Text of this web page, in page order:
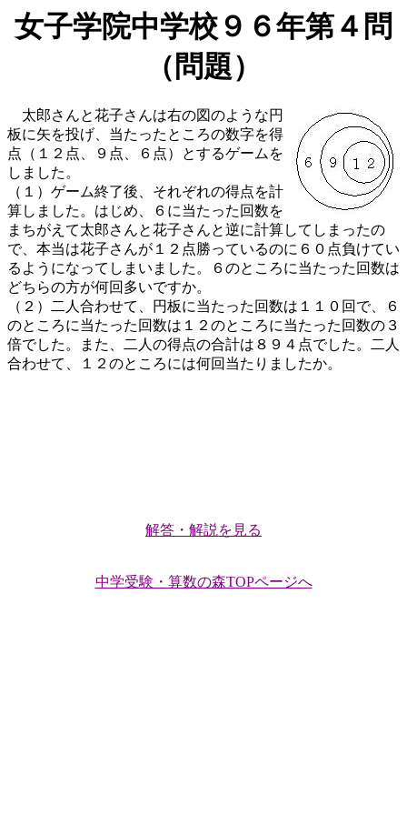
女子学院中学校９６年第４問
（問題）
太郎さんと花子さんは右の図のような円
板に矢を投げ、当たったところの数字を得
点（１２点、９点、６点）とするゲームを
しました。
（１）ゲーム終了後、それぞれの得点を計
算しました。はじめ、６に当たった回数を
まちがえて太郎さんと花子さんと逆に計算してしまったの
で、本当は花子さんが１２点勝っているのに６０点負けてい
るようになってしまいました。６のところに当たった回数は
どちらの方が何回多いですか。
（２）二人合わせて、円板に当たった回数は１１０回で、６
のところに当たった回数は１２のところに当たった回数の３
倍でした。また、二人の得点の合計は８９４点でした。二人
合わせて、１２のところには何回当たりましたか。
解答・解説を見る
中学受験・算数の森TOPページへ